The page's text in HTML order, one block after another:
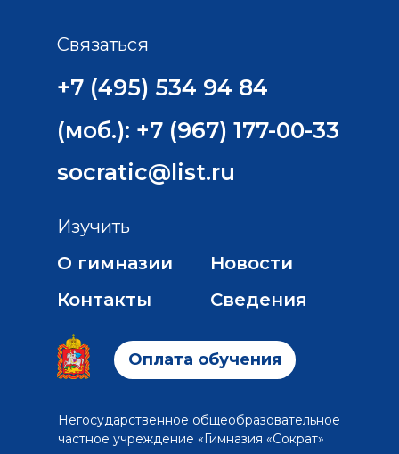
Негосударственное общеобразовательное
частное учреждение «Гимназия «Сократ»
Связаться
+7 (495) 534 94 84
socratic@list.ru
Изучить
О гимназии
Новости
Контакты
Сведения
(моб.): +7 (967) 177-00-33
Оплата обучения